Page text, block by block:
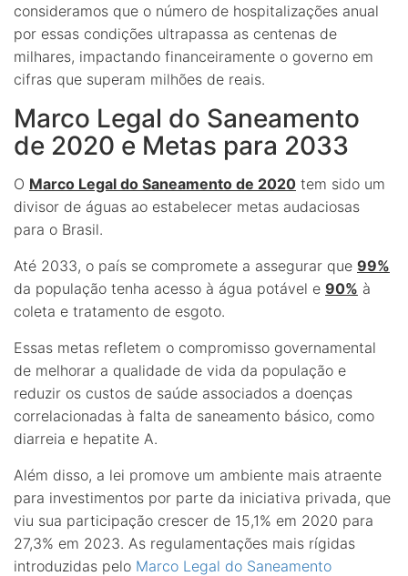
consideramos que o número de hospitalizações anual
por essas condições ultrapassa as centenas de
milhares, impactando financeiramente o governo em
cifras que superam milhões de reais.
Marco Legal do Saneamento
de 2020 e Metas para 2033
O Marco Legal do Saneamento de 2020 tem sido um
divisor de águas ao estabelecer metas audaciosas
para o Brasil.
Até 2033, o país se compromete a assegurar que 99%
da população tenha acesso à água potável e 90% à
coleta e tratamento de esgoto.
Essas metas refletem o compromisso governamental
de melhorar a qualidade de vida da população e
reduzir os custos de saúde associados a doenças
correlacionadas à falta de saneamento básico, como
diarreia e hepatite A.
Além disso, a lei promove um ambiente mais atraente
para investimentos por parte da iniciativa privada, que
viu sua participação crescer de 15,1% em 2020 para
27,3% em 2023. As regulamentações mais rígidas
introduzidas pelo Marco Legal do Saneamento